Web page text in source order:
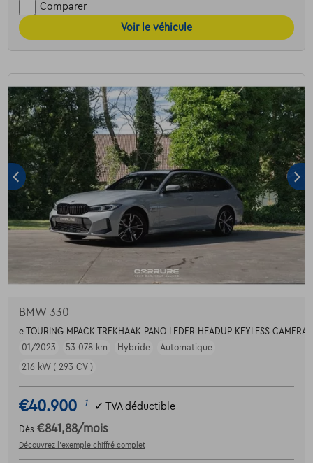
Comparer
Voir le véhicule
BMW 330
e TOURING MPACK TREKHAAK PANO LEDER HEADUP KEYLESS CAMERA
01/2023
53.078 km Hybride
Automatique
216 kW ( 293 CV )
€40.900 1 ✓ TVA déductible
Dès €841,88/mois
Découvrez l’exemple chiffré complet